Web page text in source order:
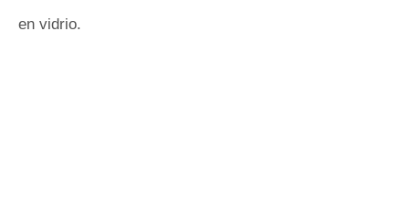
en vidrio.